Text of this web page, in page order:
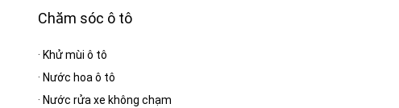
Chăm sóc ô tô
· Khử mùi ô tô
· Nước hoa ô tô
· Nước rửa xe không chạm